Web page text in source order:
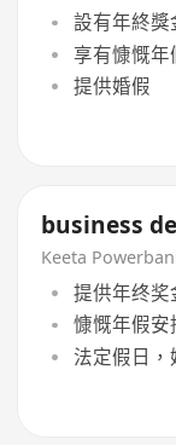
設有年終獎
享有慷慨年
提供婚假
business
Keeta
提供年终奖
慷慨年假安
法定假日